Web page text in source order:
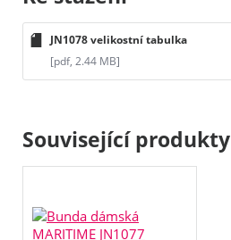
JN1078 velikostní tabulka
[pdf, 2.44 MB]
Související produkty